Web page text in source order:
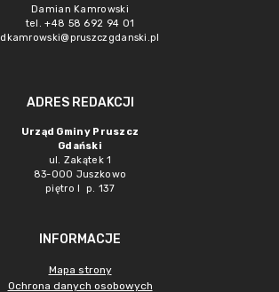
Damian Kamrowski
tel. +48 58 692 94 01
dkamrowski@pruszczgdanski.pl
ADRES REDAKCJI
Urząd Gminy Pruszcz
Gdański
ul. Zakątek 1
83-000 Juszkowo
piętro I p. 137
INFORMACJE
Mapa strony
Ochrona danych osobowych